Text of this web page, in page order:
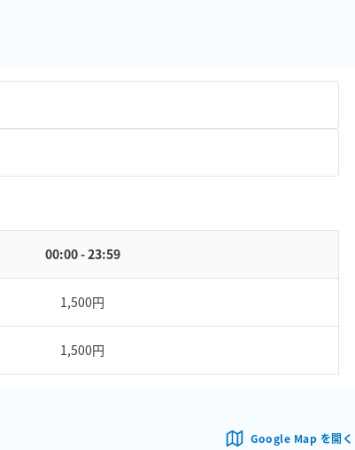
00:00 - 23:59
1,500円
1,500円
Google Map を開く